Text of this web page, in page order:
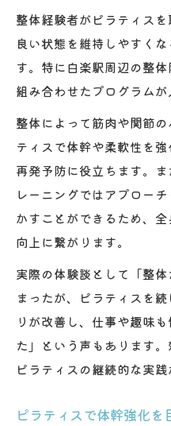
整体経験者がピラティス
良い状態を維持しやすく
す。特に白楽駅周辺の整
組み合わせたプログラムが
整体によって筋肉や関節
ティスで体幹や柔軟性を
再発予防に役立ちます。
レーニングではアプロー
かすことができるため、
向上に繋がります。
実際の体験談として「整
まったが、ピラティスを
りが改善し、仕事や趣味
た」という声もあります。
ピラティスの継続的な実践
ピラティスで体幹強化を